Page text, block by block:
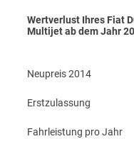
Wertverlust Ihres Fiat
Multijet ab dem Jahr
Neupreis2014
Erstzulassung
Fahrleistung pro Jahr